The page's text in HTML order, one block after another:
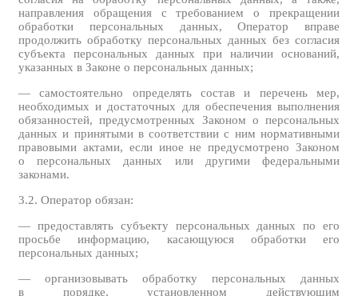
направления обращения с требованием о прекращении
обработки персональных данных, Оператор вправе
продолжить обработку персональных данных без согласия
субъекта персональных данных при наличии оснований,
указанных в Законе о персональных данных;
— самостоятельно определять состав и перечень мер,
необходимых и достаточных для обеспечения выполнения
обязанностей, предусмотренных Законом о персональных
данных и принятыми в соответствии с ним нормативными
правовыми актами, если иное не предусмотрено Законом
о персональных данных или другими федеральными
законами.
3.2. Оператор обязан:
— предоставлять субъекту персональных данных по его
просьбе информацию, касающуюся обработки его
персональных данных;
— организовывать обработку персональных данных
в порядке, установленном действующим